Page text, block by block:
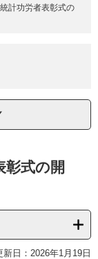
計功労者表彰式の
彰式の開
新日：2026年1月19日